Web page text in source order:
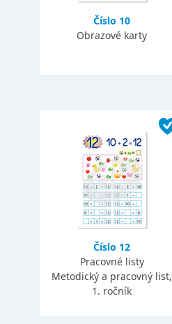
Číslo 10
Obrazové karty
Číslo 12
Pracovné listy
Metodický a pracovný list,
1. ročník